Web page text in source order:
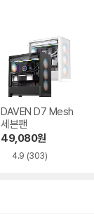
DAVEN D7 Mesh
세븐팬
49,080원
4.9 (303)